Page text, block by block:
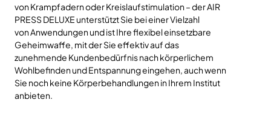
von Krampfadern oder Kreislaufstimulation– der AIR
PRESS DELUXE unterstützt Sie bei einer Vielzahl
von Anwendungen und ist Ihre flexibel einsetzbare
Geheimwaffe, mit der Sie effektiv auf das
zunehmende Kundenbedürfnis nach körperlichem
Wohlbefinden und Entspannung eingehen, auch wenn
Sie noch keine Körperbehandlungen in Ihrem Institut
anbieten.